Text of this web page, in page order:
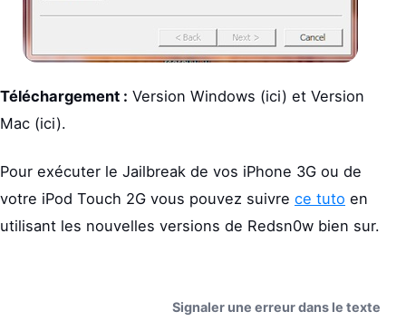
Téléchargement : Version Windows (ici) et Version
Mac (ici).
Pour exécuter le Jailbreak de vos iPhone 3G ou de
votre iPod Touch 2G vous pouvez suivre ce tuto en
utilisant les nouvelles versions de Redsn0w bien sur.
Signaler une erreur dans le texte